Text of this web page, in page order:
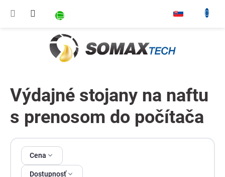
NÁKUPNÝ KOŠÍK
Výdajné stojany na naftu
s prenosom do počítača
Cena
Dostupnosť
Výpis produktov